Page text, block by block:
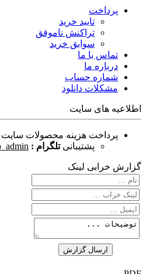
پرداخت
تایید خرید
تراکنش ناموفق
سوابق خرید
تماس با ما
درباره ما
شماره حساب
مشکلات دانلود
اطلاعیه های سایت
پرداخت هزینه محصولات سایت
پشتیبانی تلگرام :
گزارش خرابی لینک